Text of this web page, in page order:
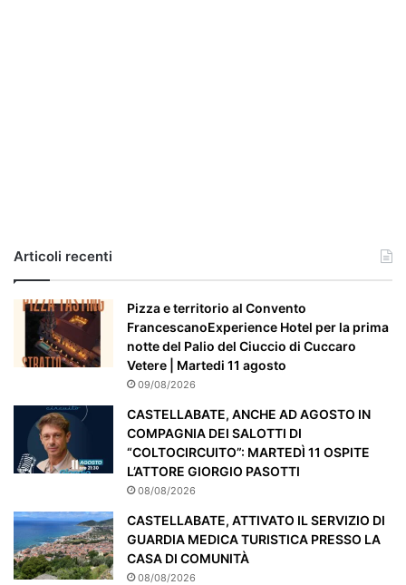
e
p
o
m
n
e
a
Articoli recenti
Pizza e territorio al Convento
FrancescanoExperience Hotel per la prima
notte del Palio del Ciuccio di Cuccaro
Vetere | Martedi 11 agosto
09/08/2026
CASTELLABATE, ANCHE AD AGOSTO IN
COMPAGNIA DEI SALOTTI DI
“COLTOCIRCUITO”: MARTEDÌ 11 OSPITE
L’ATTORE GIORGIO PASOTTI
08/08/2026
CASTELLABATE, ATTIVATO IL SERVIZIO DI
GUARDIA MEDICA TURISTICA PRESSO LA
CASA DI COMUNITÀ
08/08/2026